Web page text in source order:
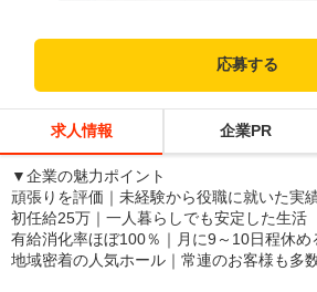
応募する
求人情報 企業PR
▼企業の魅力ポイント
頑張りを評価｜未経験から役職に就いた実
初任給25万｜一人暮らしでも安定した生活
有給消化率ほぼ100％｜月に9～10日程休め
地域密着の人気ホール｜常連のお客様も多